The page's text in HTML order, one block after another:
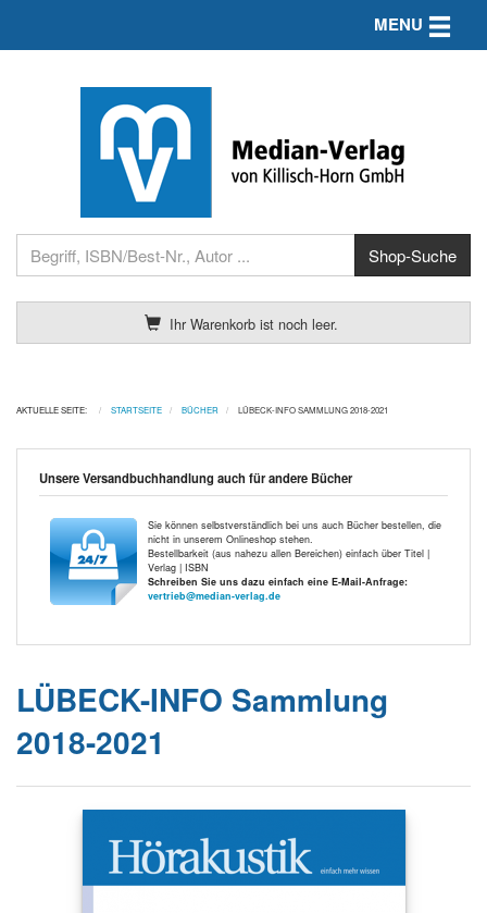
Ihr Warenkorb ist noch leer.
MENU Toggle
AKTUELLE SEITE: STARTSEITE BÜCHER LÜBECK-INFO SAMMLUNG 2018-2021
Unsere Versandbuchhandlung auch für andere Bücher
Sie können selbstverständlich bei uns auch Bücher bestellen, die
nicht in unserem Onlineshop stehen.
Bestellbarkeit (aus nahezu allen Bereichen) einfach über Titel |
Verlag | ISBN
Schreiben Sie uns dazu einfach eine E-Mail-Anfrage:
vertrieb@median-verlag.de
LÜBECK-INFO Sammlung
2018-2021